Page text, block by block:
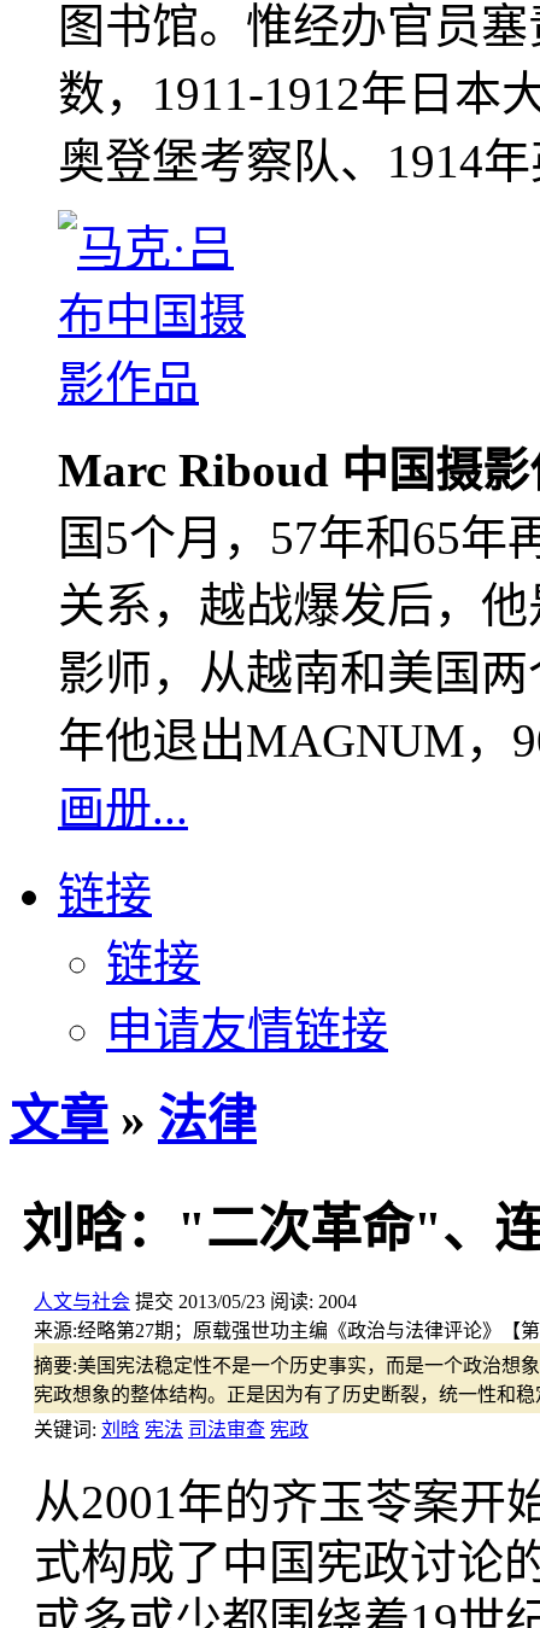
图书馆。惟经办官员
数，1911-1912年日本
奥登堡考察队、1914
Marc Riboud 中国摄
国5个月，57年和65年
关系，越战爆发后，
影师，从越南和美国
年他退出MAGNUM，
画册...
链接
链接
申请友情链接
文章 » 法律
刘晗："二次革命"、
人文与社会 提交 2013/05/23 阅读: 2004
来源:经略第27期；原载强世功主编《政治与法律评论》【
摘要:美国宪法稳定性不是一个历史事实，而是一个政治想
宪政想象的整体结构。正是因为有了历史断裂，统一性和
关键词: 刘晗 宪法 司法审查 宪政
从2001年的齐玉苓案开
式构成了中国宪政讨论